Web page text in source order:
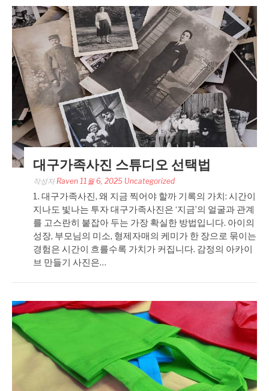
대구가족사진 스튜디오 선택법
작성자 Raven 11월 6, 2025 Uncategorized
1. 대구가족사진, 왜 지금 찍어야 할까 기록의 가치: 시간이
지나도 빛나는 투자 대구가족사진은 ‘지금’의 얼굴과 관계
를 고스란히 붙잡아 두는 가장 확실한 방법입니다. 아이의
성장, 부모님의 미소, 형제자매의 케미가 한 장으로 묶이는
경험은 시간이 흐를수록 가치가 커집니다. 감정의 아카이
브 만들기 사진은…